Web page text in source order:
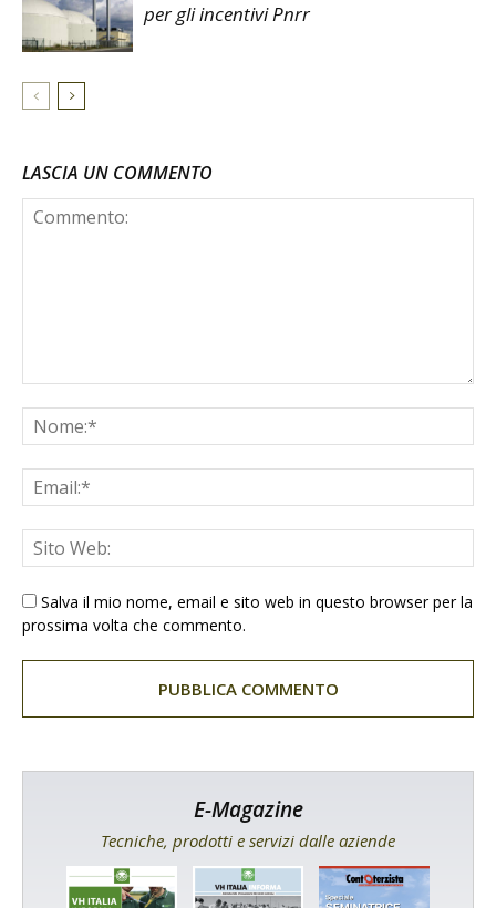
per gli incentivi Pnrr
LASCIA UN COMMENTO
Salva il mio nome, email e sito web in questo browser per la
prossima volta che commento.
E-Magazine
Tecniche, prodotti e servizi dalle aziende